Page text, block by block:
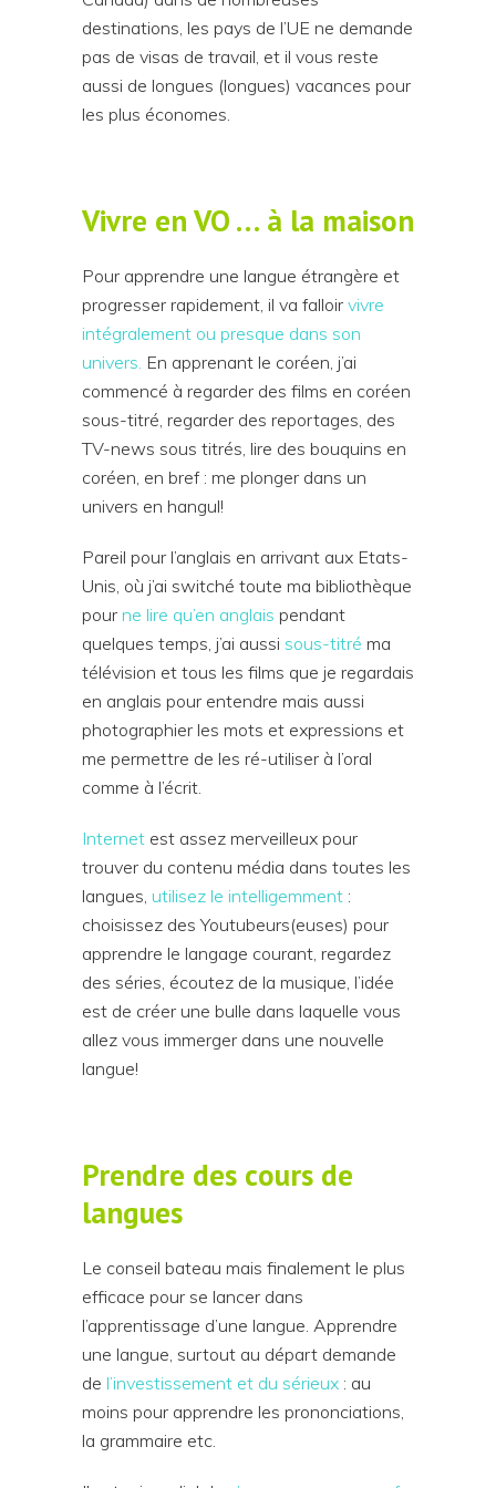
destinations, les pays de l’UE ne demande
pas de visas de travail, et il vous reste
aussi de longues (longues) vacances pour
les plus économes.
Vivre en VO … à la maison
Pour apprendre une langue étrangère et
progresser rapidement, il va falloir vivre
intégralement ou presque dans son
univers. En apprenant le coréen, j’ai
commencé à regarder des films en coréen
sous-titré, regarder des reportages, des
TV-news sous titrés, lire des bouquins en
coréen, en bref : me plonger dans un
univers en hangul!
Pareil pour l’anglais en arrivant aux Etats-
Unis, où j’ai switché toute ma bibliothèque
pour ne lire qu’en anglais pendant
quelques temps, j’ai aussi sous-titré ma
télévision et tous les films que je regardais
en anglais pour entendre mais aussi
photographier les mots et expressions et
me permettre de les ré-utiliser à l’oral
comme à l’écrit.
Internet est assez merveilleux pour
trouver du contenu média dans toutes les
langues, utilisez le intelligemment :
choisissez des Youtubeurs(euses) pour
apprendre le langage courant, regardez
des séries, écoutez de la musique, l’idée
est de créer une bulle dans laquelle vous
allez vous immerger dans une nouvelle
langue!
Prendre des cours de
langues
Le conseil bateau mais finalement le plus
efficace pour se lancer dans
l’apprentissage d’une langue. Apprendre
une langue, surtout au départ demande
de l’investissement et du sérieux : au
moins pour apprendre les prononciations,
la grammaire etc.